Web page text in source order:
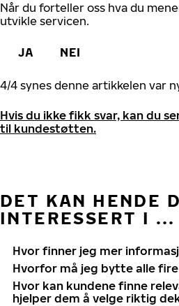
Når du forteller oss hva du
utvikle servicen.
JA NEI
4/4 synes denne artikkelen var
Hvis du ikke fikk svar, kan du
til kundestøtten.
DET KAN HENDE
INTERESSERT I ...
Hvor finner jeg mer
Hvorfor må jeg bytte alle
Hvor kan kundene finne
hjelper dem å velge riktig